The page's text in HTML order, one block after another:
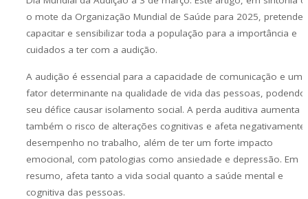
o mote da Organização Mundial de Saúde para 2025, pretende
capacitar e sensibilizar toda a população para a importância e
cuidados a ter com a audição.
A audição é essencial para a capacidade de comunicação e um
fator determinante na qualidade de vida das pessoas,
seu défice causar isolamento social. A perda auditiva aumenta
também o risco de alterações cognitivas e afeta negativamente
desempenho no trabalho, além de ter um forte impacto
emocional, com patologias como ansiedade e depressão. Em
resumo, afeta tanto a vida social quanto a saúde mental e
cognitiva das pessoas.